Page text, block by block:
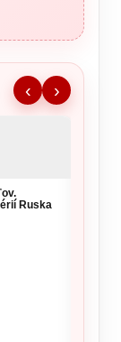
‹ ›
Ruska